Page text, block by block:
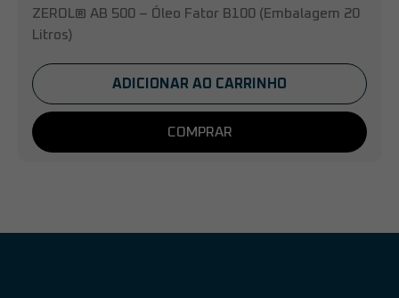
ZEROL® AB 500 – Óleo Fator B100 (Embalagem 20
Litros)
ADICIONAR AO CARRINHO
COMPRAR